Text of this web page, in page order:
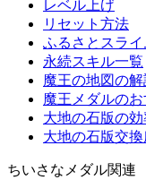
レベル上げ
リセット方法
ふるさとスライ
永続スキル一覧
魔王の地図の解
魔王メダルの
大地の石版の
大地の石版交
ちいさなメダル関連